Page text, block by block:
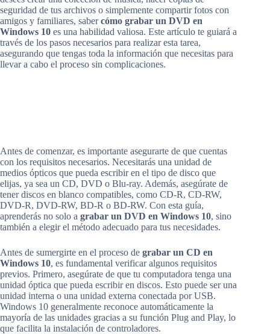
seguridad de tus archivos o simplemente compartir fotos con
amigos y familiares, sabercómo grabar un DVD en
Windows 10 es una habilidad valiosa. Este artículo te guiará a
través de los pasos necesarios para realizar esta tarea,
asegurando que tengas toda la información que necesitas para
llevar a cabo el proceso sin complicaciones.
Antes de comenzar, es importante asegurarte de que cuentas
con los requisitos necesarios. Necesitarás una unidad de
medios ópticos que pueda escribir en el tipo de disco que
elijas, ya sea un CD, DVD o Blu-ray. Además, asegúrate de
tener discos en blanco compatibles, como CD-R, CD-RW,
DVD-R, DVD-RW, BD-R o BD-RW. Con esta guía,
aprenderás no solo a grabar un DVD en Windows 10, sino
también a elegir el método adecuado para tus necesidades.
Antes de sumergirte en el proceso de grabar un CD en
Windows 10, es fundamental verificar algunos requisitos
previos. Primero, asegúrate de que tu computadora tenga una
unidad óptica que pueda escribir en discos. Esto puede ser una
unidad interna o una unidad externa conectada por USB.
Windows 10 generalmente reconoce automáticamente la
mayoría de las unidades gracias a su función Plug and Play, lo
que facilita la instalación de controladores.